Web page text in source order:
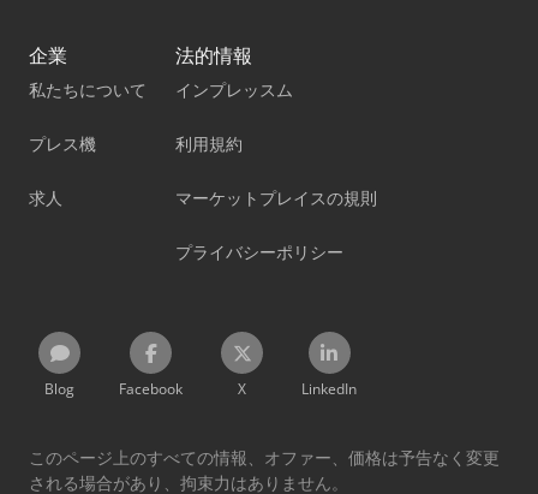
企業
私たちについて
プレス機
求人
法的情報
インプレッスム
利用規約
マーケットプレイスの規則
プライバシーポリシー
Blog Facebook X LinkedIn
このページ上のすべての情報、オファー、価格は予告なく変更
される場合があり、拘束力はありません。